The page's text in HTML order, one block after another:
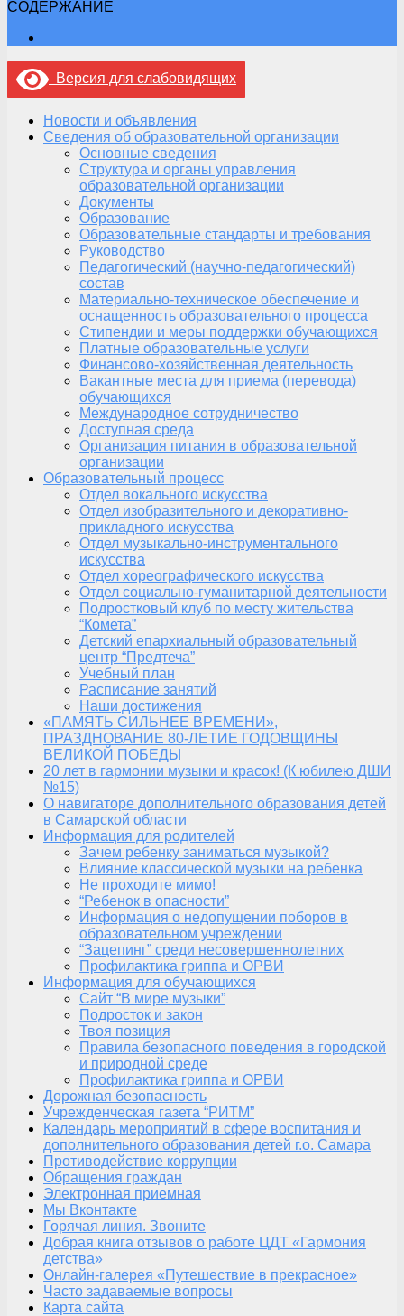
СОДЕРЖАНИЕ
Версия для слабовидящих
Новости и объявления
Сведения об образовательной организации
Основные сведения
Структура и органы управления
образовательной организации
Документы
Образование
Образовательные стандарты и требования
Руководство
Педагогический (научно-педагогический)
состав
Материально-техническое обеспечение и
оснащенность образовательного процесса
Стипендии и меры поддержки обучающихся
Платные образовательные услуги
Финансово-хозяйственная деятельность
Вакантные места для приема (перевода)
обучающихся
Международное сотрудничество
Доступная среда
Организация питания в образовательной
организации
Образовательный процесс
Отдел вокального искусства
Отдел изобразительного и декоративно-
прикладного искусства
Отдел музыкально-инструментального
искусства
Отдел хореографического искусства
Отдел социально-гуманитарной деятельности
Подростковый клуб по месту жительства
“Комета”
Детский епархиальный образовательный
центр “Предтеча”
Учебный план
Расписание занятий
Наши достижения
«ПАМЯТЬ СИЛЬНЕЕ ВРЕМЕНИ»,
ПРАЗДНОВАНИЕ 80-ЛЕТИЕ ГОДОВЩИНЫ
ВЕЛИКОЙ ПОБЕДЫ
20 лет в гармонии музыки и красок! (К юбилею ДШИ
№15)
О навигаторе дополнительного образования детей
в Самарской области
Информация для родителей
Зачем ребенку заниматься музыкой?
Влияние классической музыки на ребенка
Не проходите мимо!
“Ребенок в опасности”
Информация о недопущении поборов в
образовательном учреждении
“Зацепинг” среди несовершеннолетних
Профилактика гриппа и ОРВИ
Информация для обучающихся
Сайт “В мире музыки”
Подросток и закон
Твоя позиция
Правила безопасного поведения в городской
и природной среде
Профилактика гриппа и ОРВИ
Дорожная безопасность
Учрежденческая газета “РИТМ”
Календарь мероприятий в сфере воспитания и
дополнительного образования детей г.о. Самара
Противодействие коррупции
Обращения граждан
Электронная приемная
Мы Вконтакте
Горячая линия. Звоните
Добрая книга отзывов о работе ЦДТ «Гармония
детства»
Онлайн-галерея «Путешествие в прекрасное»
Часто задаваемые вопросы
Карта сайта